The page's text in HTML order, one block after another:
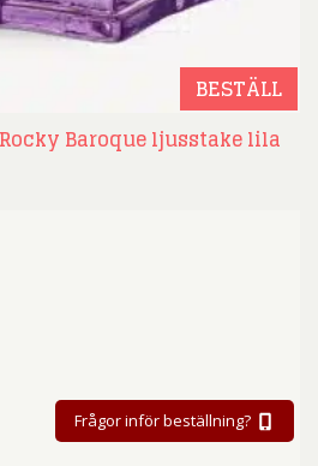
BESTÄLL
Baroque ljusstake lila
Frågor inför beställning?